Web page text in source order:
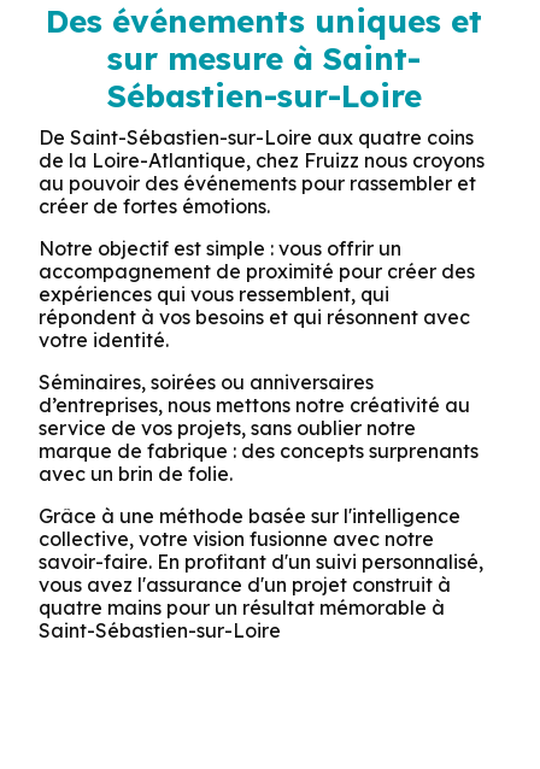
Des événements uniques et
sur mesure à Saint-
Sébastien-sur-Loire
De Saint-Sébastien-sur-Loire aux quatre coins
de la Loire-Atlantique, chez Fruizz nous croyons
au pouvoir des événements pour rassembler et
créer de fortes émotions.
Notre objectif est simple : vous offrir un
accompagnement de proximité pour créer des
expériences qui vous ressemblent, qui
répondent à vos besoins et qui résonnent avec
votre identité.
Séminaires, soirées ou anniversaires
d’entreprises, nous mettons notre créativité au
service de vos projets, sans oublier notre
marque de fabrique : des concepts surprenants
avec un brin de folie.
Grâce à une méthode basée sur l'intelligence
collective, votre vision fusionne avec notre
savoir-faire. En profitant d'un suivi personnalisé,
vous avez l'assurance d'un projet construit à
quatre mains pour un résultat mémorable à
Saint-Sébastien-sur-Loire